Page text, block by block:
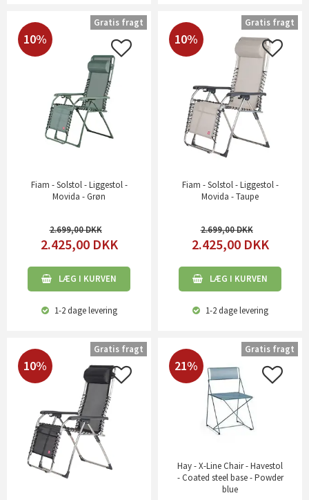
10%
Fiam - Solstol - Liggestol -
Movida - Grøn
2.699,00
2.425,00 DKK
LÆG I KURVEN
1-2 dagelevering
Gratis fragt
10%
Fiam - Solstol - Liggestol -
Movida - Taupe
2.699,00
2.425,00 DKK
LÆG I KURVEN
1-2 dagelevering
Gratis fragt
10%
Gratis fragt
21%
Hay - X-Line Chair - Havestol
- Coated steel base - Powder
blue
Gratis fragt